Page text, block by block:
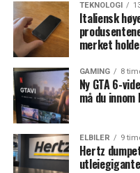
TEKNOLOGI
Italiensk
merket
GAMING 8
Ny GTA 6-
må du
ELBILER 9
Hertz